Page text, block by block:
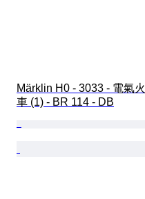
Märklin H0 - 3033 - 電氣火
車 (1) - BR 114 - DB